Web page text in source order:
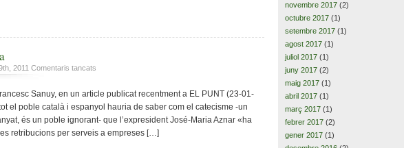
la
per
actuacions
judicials…
progrés
2011 Comentaris tancats
defensa
pròpia
Sanuy, en un article publicat recentment a EL PUNT (23-01-
el poble català i espanyol hauria de saber com el catecisme -un
és un poble ignorant- que l’expresident José-Maria Aznar «ha
retribucions per serveis a empreses […]
novembre 2017 (2)
octubre 2017 (1)
setembre 2017 (1)
agost 2017 (1)
juliol 2017 (1)
juny 2017 (2)
maig 2017 (1)
abril 2017 (1)
març 2017 (1)
febrer 2017 (2)
gener 2017 (1)